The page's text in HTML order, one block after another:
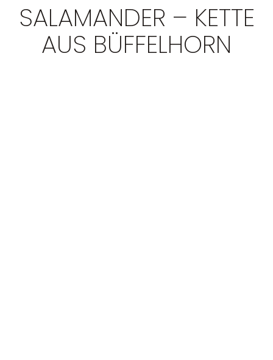
ETIKETTEN
SALAMANDER – KETTE
AUS BÜFFELHORN